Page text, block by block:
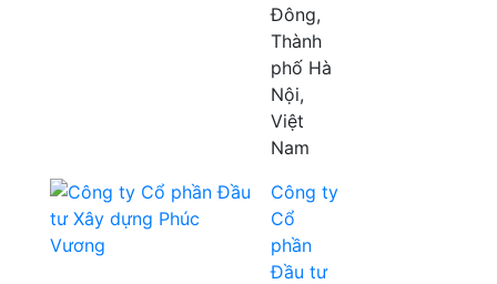
Đông,
Thành
phố Hà
Nội,
Việt
Nam
Công ty
Cổ
phần
Đầu tư